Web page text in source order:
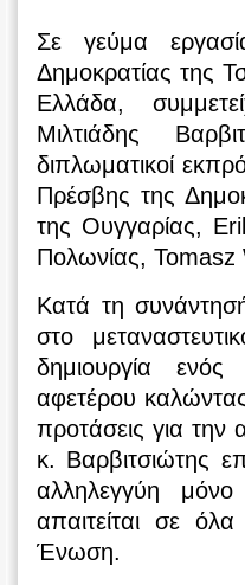
Σε γεύμα
Δημοκρατίας της
Ελλάδα,
Μιλτιάδης
διπλωματικοί
Πρέσβης της
της Ουγγαρίας,
Πολωνίας, Tomasz
Κατά τη
στο
δημιουργία
αφετέρου
προτάσεις για
κ. Βαρβιτσιώτης
αλληλεγγύη
απαιτείται σε
Ένωση.